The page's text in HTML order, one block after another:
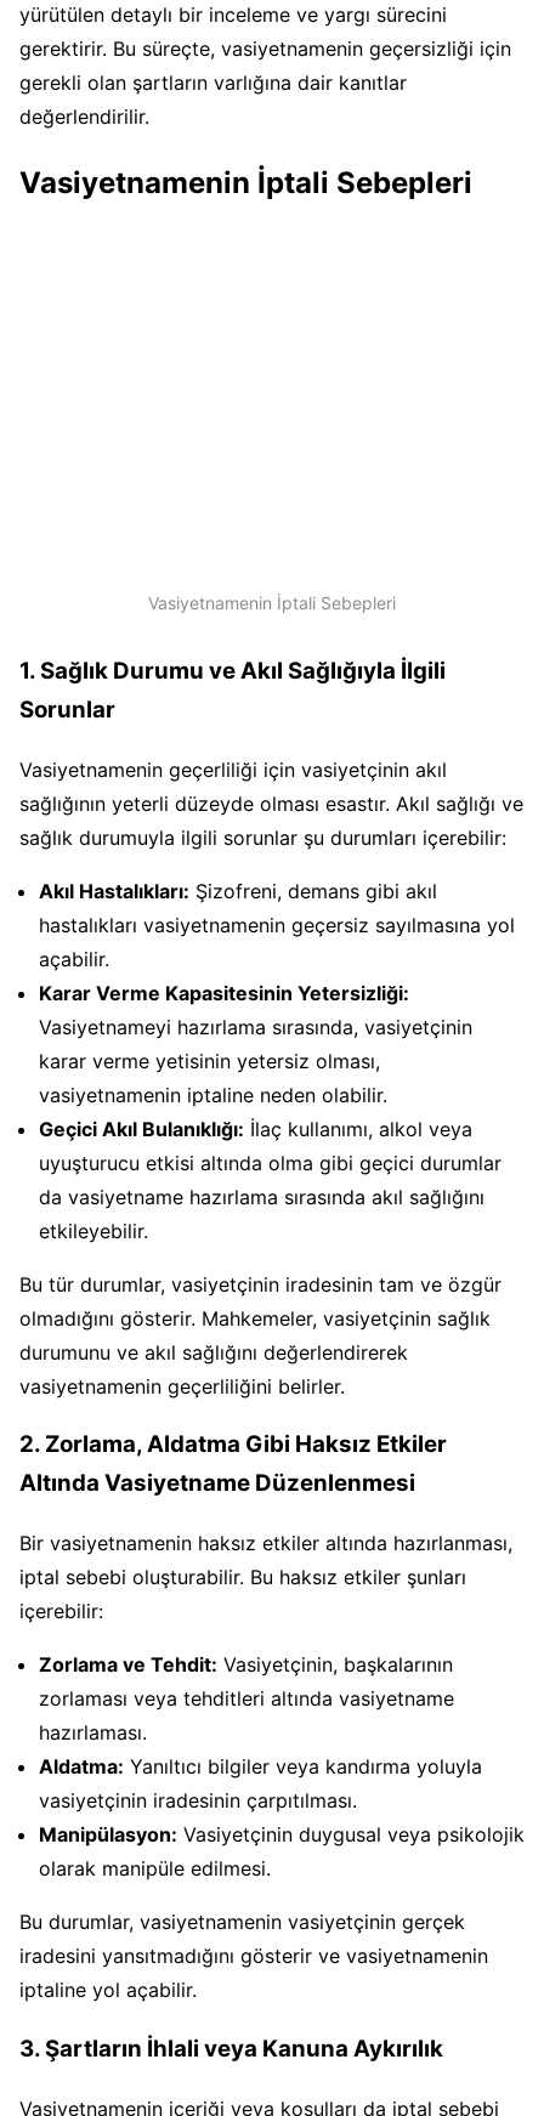
yürütülen detaylı bir inceleme ve yargı sürecini
gerektirir. Bu süreçte, vasiyetnamenin geçersizliği için
gerekli olan şartların varlığına dair kanıtlar
değerlendirilir.
Vasiyetnamenin İptali Sebepleri
Vasiyetnamenin İptali Sebepleri
1. Sağlık Durumu ve Akıl Sağlığıyla İlgili
Sorunlar
Vasiyetnamenin geçerliliği için vasiyetçinin akıl
sağlığının yeterli düzeyde olması esastır. Akıl sağlığı ve
sağlık durumuyla ilgili sorunlar şu durumları içerebilir:
Akıl Hastalıkları: Şizofreni, demans gibi akıl
hastalıkları vasiyetnamenin geçersiz sayılmasına yol
açabilir.
Karar Verme Kapasitesinin Yetersizliği:
Vasiyetnameyi hazırlama sırasında, vasiyetçinin
karar verme yetisinin yetersiz olması,
vasiyetnamenin iptaline neden olabilir.
Geçici Akıl Bulanıklığı: İlaç kullanımı, alkol veya
uyuşturucu etkisi altında olma gibi geçici durumlar
da vasiyetname hazırlama sırasında akıl sağlığını
etkileyebilir.
Bu tür durumlar, vasiyetçinin iradesinin tam ve özgür
olmadığını gösterir. Mahkemeler, vasiyetçinin sağlık
durumunu ve akıl sağlığını değerlendirerek
vasiyetnamenin geçerliliğini belirler.
2. Zorlama, Aldatma Gibi Haksız Etkiler
Altında Vasiyetname Düzenlenmesi
Bir vasiyetnamenin haksız etkiler altında hazırlanması,
iptal sebebi oluşturabilir. Bu haksız etkiler şunları
içerebilir:
Zorlama ve Tehdit: Vasiyetçinin, başkalarının
zorlaması veya tehditleri altında vasiyetname
hazırlaması.
Aldatma: Yanıltıcı bilgiler veya kandırma yoluyla
vasiyetçinin iradesinin çarpıtılması.
Manipülasyon: Vasiyetçinin duygusal veya psikolojik
olarak manipüle edilmesi.
Bu durumlar, vasiyetnamenin vasiyetçinin gerçek
iradesini yansıtmadığını gösterir ve vasiyetnamenin
iptaline yol açabilir.
3. Şartların İhlali veya Kanuna Aykırılık
Vasiyetnamenin içeriği veya koşulları da iptal sebebi